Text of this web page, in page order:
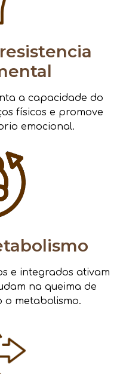
a capacidade do
físicos e promove
emocional.
e integrados ativam
na queima de
o metabolismo.